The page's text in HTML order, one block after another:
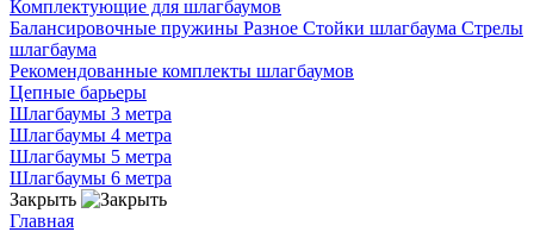
Комплектующие для шлагбаумов
Балансировочные пружины Разное Стойки шлагбаума Стрелы
шлагбаума
Рекомендованные комплекты шлагбаумов
Цепные барьеры
Шлагбаумы 3 метра
Шлагбаумы 4 метра
Шлагбаумы 5 метра
Шлагбаумы 6 метра
Закрыть
Главная